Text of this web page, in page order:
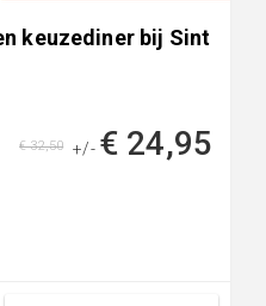
keuzediner bij Sint
+/- € 24,95
€ 32,50